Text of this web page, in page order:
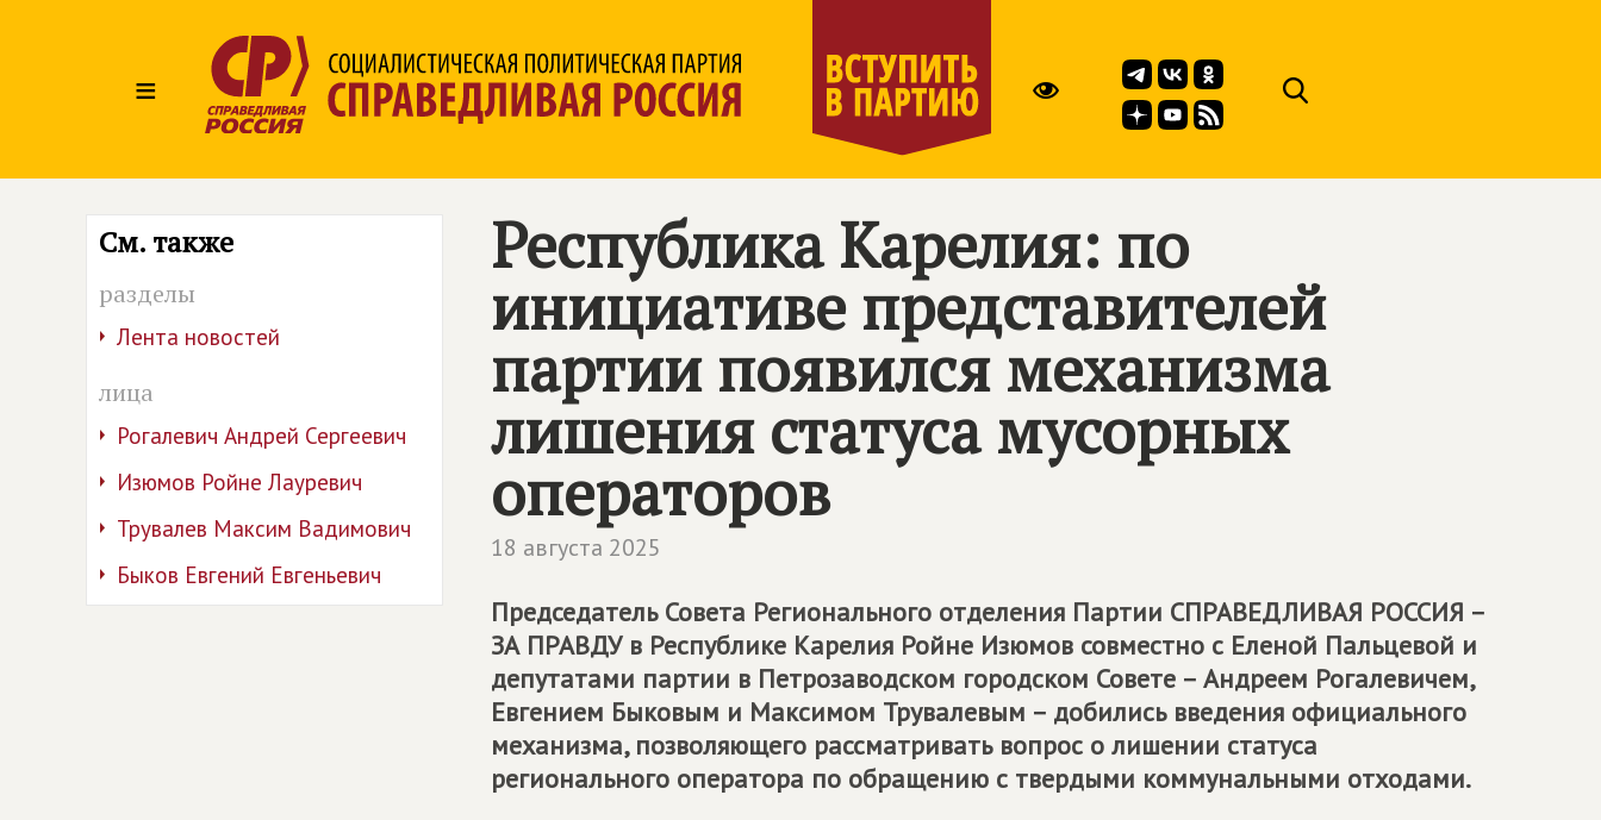
≡
См. также
разделы
Лента новостей
лица
Рогалевич Андрей Сергеевич
Изюмов Ройне Лауревич
Трувалев Максим Вадимович
Быков Евгений Евгеньевич
Республика Карелия: по
инициативе представителей
партии появился механизма
лишения статуса мусорных
операторов
18 августа 2025
Председатель Совета Регионального отделения Партии СПРАВЕДЛИВАЯ РОССИЯ –
ЗА ПРАВДУв Республике Карелия Ройне Изюмов совместно с Еленой Пальцевой и
депутатами партии в Петрозаводском городском Совете – Андреем Рогалевичем,
Евгением Быковым и Максимом Трувалевым – добились введения официального
механизма, позволяющего рассматривать вопрос о лишении статуса
регионального оператора по обращению с твердыми коммунальными отходами.